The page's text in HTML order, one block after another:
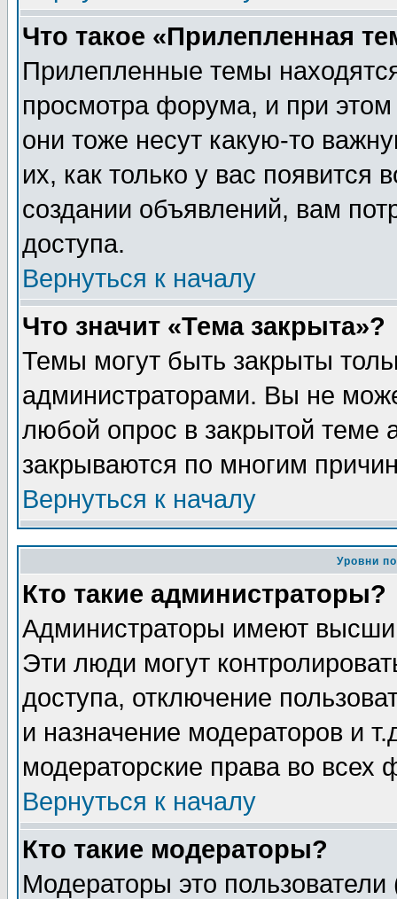
Что такое «Прилепленная
Прилепленные темы
просмотра форума, и при
они тоже несут какую-то
их, как только у вас появится
создании объявлений, вам
доступа.
Вернуться к началу
Что значит «Тема закрыта»?
Темы могут быть закрыты
администраторами. Вы не
любой опрос в закрытой теме
закрываются по многим
Вернуться к началу
Уровни
Кто такие администраторы?
Администраторы имеют
Эти люди могут
доступа, отключение
и назначение модераторов и
модераторские права во всех
Вернуться к началу
Кто такие модераторы?
Модераторы это